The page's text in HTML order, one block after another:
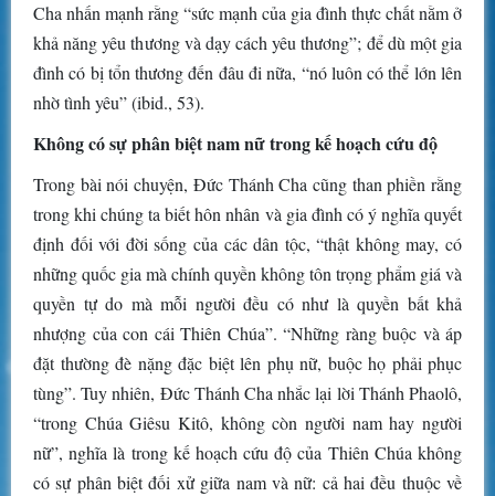
Cha nhấn mạnh rằng “sức mạnh của gia đình thực chất nằm ở
khả năng yêu thương và dạy cách yêu thương”; để dù một gia
đình có bị tổn thương đến đâu đi nữa, “nó luôn có thể lớn lên
nhờ tình yêu” (ibid., 53).
Không có sự phân biệt nam nữ trong kế hoạch cứu độ
Trong bài nói chuyện, Đức Thánh Cha cũng than phiền rằng
trong khi chúng ta biết hôn nhân và gia đình có ý nghĩa quyết
định đối với đời sống của các dân tộc, “thật không may, có
những quốc gia mà chính quyền không tôn trọng phẩm giá và
quyền tự do mà mỗi người đều có như là quyền bất khả
nhượng của con cái Thiên Chúa”. “Những ràng buộc và áp
đặt thường đè nặng đặc biệt lên phụ nữ, buộc họ phải phục
tùng”. Tuy nhiên, Đức Thánh Cha nhắc lại lời Thánh Phaolô,
“trong Chúa Giêsu Kitô, không còn người nam hay người
nữ”, nghĩa là trong kế hoạch cứu độ của Thiên Chúa không
có sự phân biệt đối xử giữa nam và nữ: cả hai đều thuộc về